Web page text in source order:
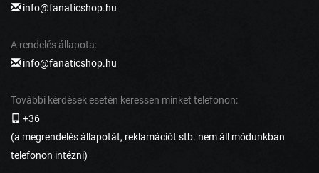
info@fanaticshop.hu
A rendelés állapota:
info@fanaticshop.hu
További kérdések esetén keressen minket telefonon:
+36
(a megrendelés állapotát, reklamációt stb. nem áll módunkban
telefonon intézni)